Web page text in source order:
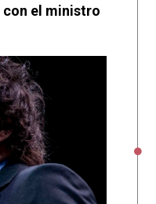
con el ministro